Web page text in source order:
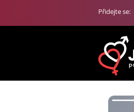
Přidejte se: